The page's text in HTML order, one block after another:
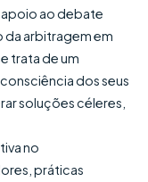
apoio ao debate
da arbitragem em
trata de um
dos seus
soluções céleres,
no
práticas